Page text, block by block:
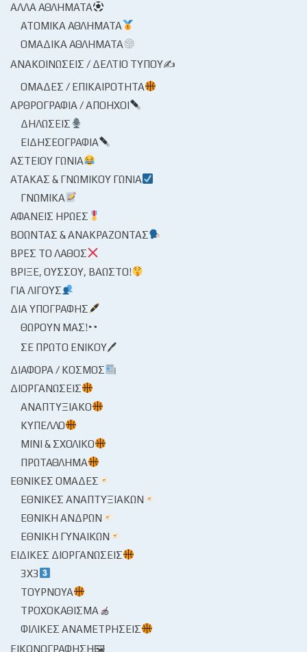
ΆΛΛΑ ΑΘΛΉΜΑΤΑ
ΑΤΟΜΙΚΆ ΑΘΛΉΜΑΤΑ
ΟΜΑΔΙΚΆ ΑΘΛΉΜΑΤΑ
ΑΝΑΚΟΙΝΏΣΕΙΣ / ΔΕΛΤΊΟ ΤΎΠΟΥ✍
ΟΜΆΔΕΣ / ΕΠΙΚΑΙΡΌΤΗΤΑ
ΑΡΘΡΟΓΡΑΦΊΑ / ΑΠΌΗΧΟΙ
ΔΗΛΏΣΕΙΣ
ΕΙΔΗΣΕΟΓΡΑΦΊΑ
ΑΣΤΕΊΟΥ ΓΩΝΊΑ
ΑΤΆΚΑΣ & ΓΝΩΜΙΚΟΎ ΓΩΝΊΑ
ΓΝΩΜΙΚΆ
ΑΦΑΝΕΊΣ ΉΡΩΕΣ
ΒΟΏΝΤΑΣ & ΑΝΑΚΡΆΖΟΝΤΑΣ
ΒΡΕΣ ΤΟ ΛΆΘΟΣ
ΒΡΊΞΕ, ΟΎΣΣΟΥ, ΒΆΩΣΤΟ!
ΓΙΑ ΛΊΓΟΥΣ
ΔΙΑ ΥΠΟΓΡΑΦΉΣ
ΘΩΡΟΎΝ ΜΑΣ!
ΣΕ ΠΡΏΤΟ ΕΝΙΚΟΎ🖊
ΔΙΆΦΟΡΑ / ΚΌΣΜΟΣ
ΔΙΟΡΓΑΝΏΣΕΙΣ
ΑΝΑΠΤΥΞΙΑΚΌ
ΚΎΠΕΛΛΟ
ΜΊΝΙ & ΣΧΟΛΙΚΌ
ΠΡΩΤΆΘΛΗΜΑ
ΕΘΝΙΚΈΣ ΟΜΆΔΕΣ
ΕΘΝΙΚΈΣ ΑΝΑΠΤΥΞΙΑΚΏΝ
ΕΘΝΙΚΉ ΑΝΔΡΏΝ
ΕΘΝΙΚΉ ΓΥΝΑΙΚΏΝ
ΕΙΔΙΚΈΣ ΔΙΟΡΓΑΝΏΣΕΙΣ
3X3
ΤΟΥΡΝΟΥΆ
ΤΡΟΧΟΚΆΘΙΣΜΑ
ΦΙΛΙΚΈΣ ΑΝΑΜΕΤΡΉΣΕΙΣ
ΕΙΚΟΝΟΓΡΆΦΗΣΗ🖼